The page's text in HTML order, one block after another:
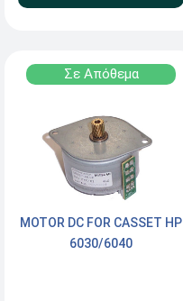
Σε Απόθεμα
MOTOR DC FOR CASSET HP
6030/6040